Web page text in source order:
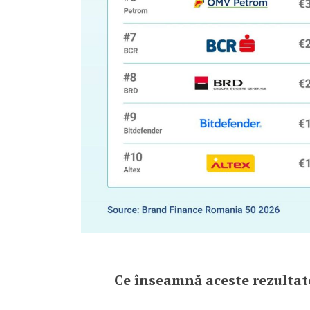
Ce înseamnă aceste